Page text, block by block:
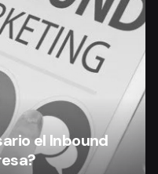
el Inbound